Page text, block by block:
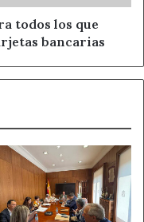
todos los que
bancarias